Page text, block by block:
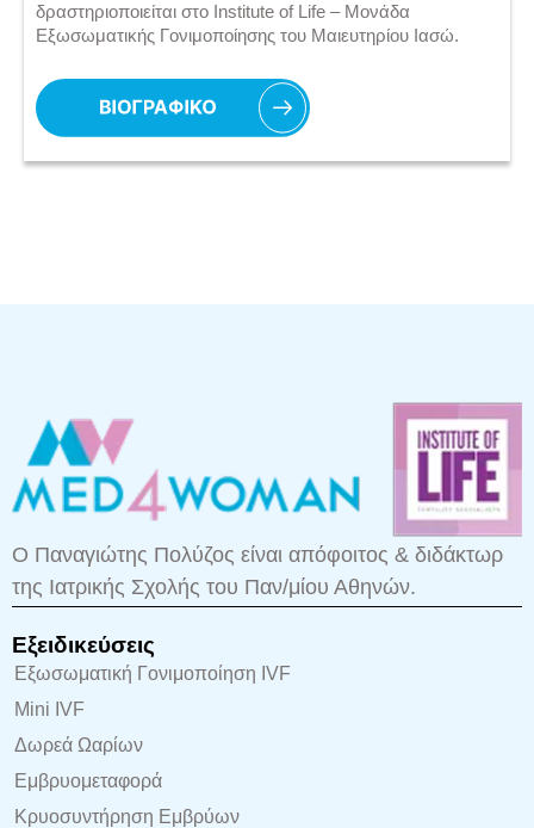
δραστηριοποιείται στο Institute of Life – Μονάδα
Εξωσωματικής Γονιμοποίησης του Μαιευτηρίου Ιασώ.
Ο Παναγιώτης Πολύζος είναι απόφοιτος & διδάκτωρ
της Ιατρικής Σχολής του Παν/μίου Αθηνών.
Εξειδικεύσεις
Εξωσωματική Γονιμοποίηση IVF
Mini IVF
Δωρεά Ωαρίων
Εμβρυομεταφορά
Κρυοσυντήρηση Εμβρύων